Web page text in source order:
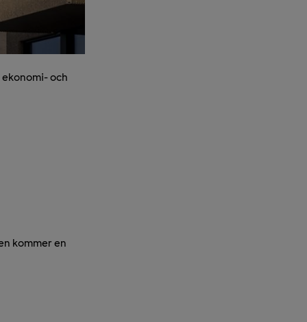
och
kommer en